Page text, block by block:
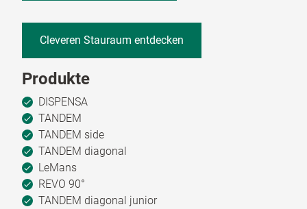
Cleveren Stauraum entdecken
Produkte
DISPENSA
TANDEM
TANDEM side
TANDEM diagonal
LeMans
REVO 90°
TANDEM diagonal junior